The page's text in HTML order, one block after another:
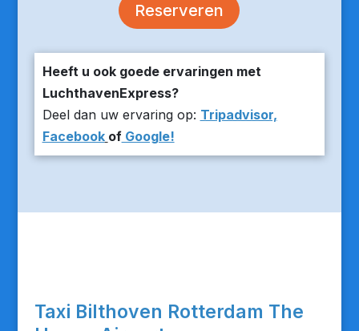
Reserveren
Heeft u ook goede ervaringen met
LuchthavenExpress?
Deel dan uw ervaring op: Tripadvisor,
Facebook ofGoogle!
Taxi Bilthoven Rotterdam The